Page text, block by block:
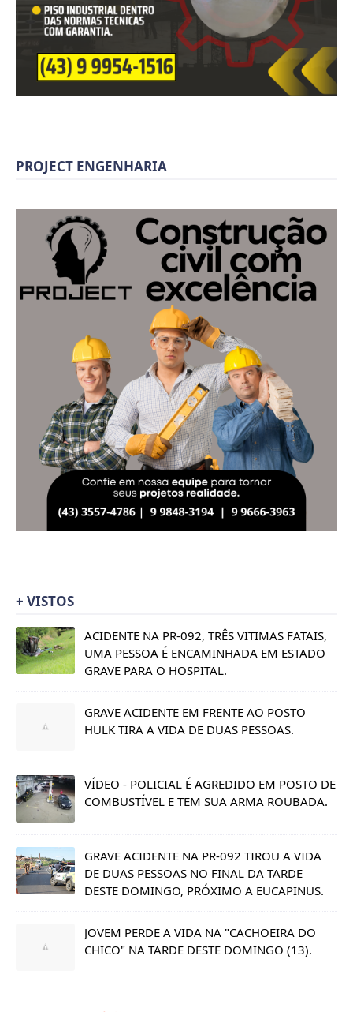
PROJECT ENGENHARIA
+ VISTOS
ACIDENTE NA PR-092, TRÊS VITIMAS FATAIS,
UMA PESSOA É ENCAMINHADA EM ESTADO
GRAVE PARA O HOSPITAL.
GRAVE ACIDENTE EM FRENTE AO POSTO
HULK TIRA A VIDA DE DUAS PESSOAS.
VÍDEO - POLICIAL É AGREDIDO EM POSTO DE
COMBUSTÍVEL E TEM SUA ARMA ROUBADA.
GRAVE ACIDENTE NA PR-092 TIROU A VIDA
DE DUAS PESSOAS NO FINAL DA TARDE
DESTE DOMINGO, PRÓXIMO A EUCAPINUS.
JOVEM PERDE A VIDA NA "CACHOEIRA DO
CHICO" NA TARDE DESTE DOMINGO (13).